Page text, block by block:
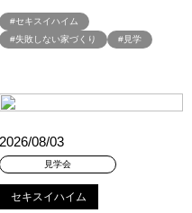
#ワンダーハウス
#三菱地所ホーム
#久喜市東大輪
有 #二世帯
#セキスイハイム
#失敗しない家づくり
#見学
2026/08/03
見学会
セキスイハイム